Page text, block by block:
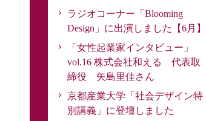
ラジオコーナー「Blooming
Design」に出演しました【6月】
「女性起業家インタビュー」
vol.16 株式会社和える 代表取
締役 矢島里佳さん
京都産業大学「社会デザイン特
別講義」に登壇しました